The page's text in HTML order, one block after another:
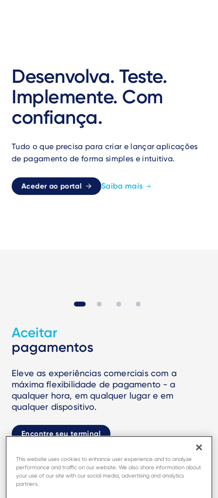
Desenvolva. Teste.
Implemente. Com
confiança.
Tudo o que precisa para criar e lançar aplicações
de pagamento de forma simples e intuitiva.
Aceder ao portal Saiba mais
Aceitar
pagamentos
Eleve as experiências comerciais com a
máxima flexibilidade de pagamento - a
qualquer hora, em qualquer lugar e em
qualquer dispositivo.
Encontre seu terminal
This website uses cookies to enhance user experience and to analyze
performance and traffic on our website. We also share information about
your use of our site with our social media, advertising and analytics
partners.